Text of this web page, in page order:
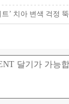
’ 치아 변색 걱정 뚝